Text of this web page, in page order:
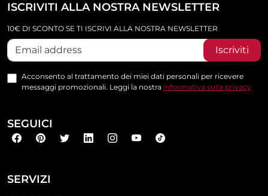
SERVIZI
ISCRIVITI ALLA NOSTRA NEWSLETTER
10€ DI SCONTO SE TI ISCRIVI ALLA NOSTRA NEWSLETTER
Iscriviti
Acconsento al trattamento dei miei dati personali per ricevere
messaggi promozionali. Leggi la nostra informativa sulla privacy
SEGUICI